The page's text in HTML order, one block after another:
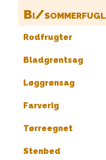
Bi/sommerfugl
Rodfrugter
Bladgrøntsag
Løggrønsag
Farverig
Tørreegnet
Stenbed